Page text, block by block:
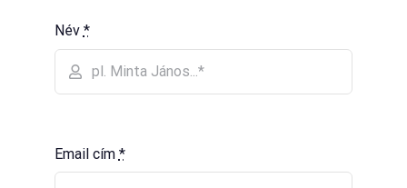
Név *
Email cím *